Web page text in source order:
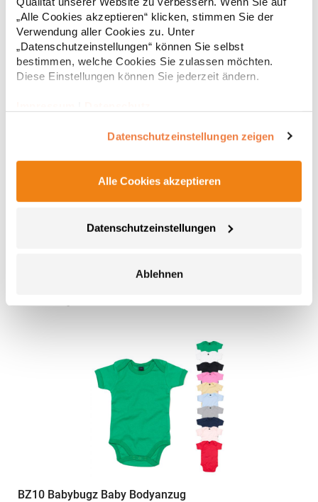
„Alle Cookies akzeptieren“ klicken, stimmen Sie der
Verwendung aller Cookies zu. Unter
„Datenschutzeinstellungen“ können Sie selbst
bestimmen, welche Cookies Sie zulassen möchten.
Diese Einstellungen können Sie jederzeit ändern.
Datenschutzeinstellungen zeigen
Alle Cookies akzeptieren
Datenschutzeinstellungen
Ablehnen
LW055 Larkwood Baby-Body Kurzarm
Interlock Baumwolle Kurzärmeliger Body mit Envelope-
Grey: 90% Baumwolle / 10% Viskose)Angaben zur
BZ10 Babybugz Baby Bodyanzug